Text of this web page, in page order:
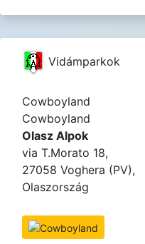
Vidámparkok
Cowboyland
Cowboyland
Olasz Alpok
via T.Morato 18,
27058 Voghera (PV),
Olaszország